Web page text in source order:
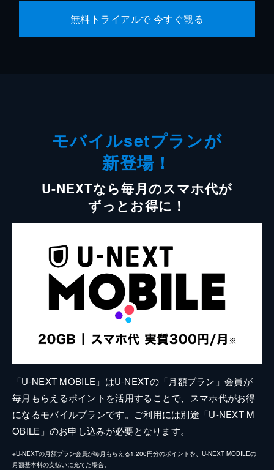
無料トライアルで 今すぐ観る
モバイルsetプランが
新登場！
U-NEXTなら毎月のスマホ代が
ずっとお得に！
「U-NEXT MOBILE」はU-NEXTの「月額プラン」会員が
毎月もらえるポイントを活用することで、スマホ代がお得
になるモバイルプランです。ご利用には別途「U-NEXT M
OBILE」のお申し込みが必要となります。
※U-NEXTの月額プラン会員が毎月もらえる1,200円分のポイントを、U-NEXT MOBILEの
月額基本料の支払いに充てた場合。